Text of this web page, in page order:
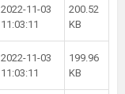
2022-11-03
11:03:11
200.52
KB
2022-11-03
11:03:11
199.96
KB